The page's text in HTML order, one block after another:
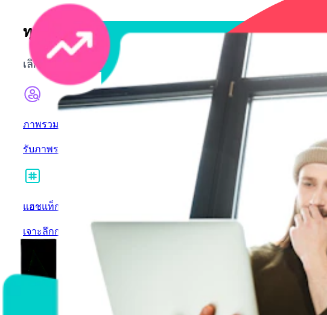
ทุกสิ่งที่คุณต้องใช้เพื่อทำความเข้าใจประสิทธิภา
เลิกคาดเดา แล้วเข้าใจว่าอะไรได้ผล ทำไมจึงได้ผล และจะนำไ
ภาพรวมบัญชี
รับภาพรวมบัญชีแบบองค์รวม
แฮชแท็ก
เจาะลึกการวิจัยแฮชตาห์ที่ทรงพลังที่สุด